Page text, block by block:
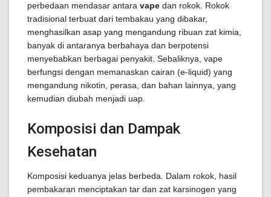
perbedaan mendasar antara vape dan rokok. Rokok
tradisional terbuat dari tembakau yang dibakar,
menghasilkan asap yang mengandung ribuan zat kimia,
banyak di antaranya berbahaya dan berpotensi
menyebabkan berbagai penyakit. Sebaliknya, vape
berfungsi dengan memanaskan cairan (e-liquid) yang
mengandung nikotin, perasa, dan bahan lainnya, yang
kemudian diubah menjadi uap.
Komposisi dan Dampak
Kesehatan
Komposisi keduanya jelas berbeda. Dalam rokok, hasil
pembakaran menciptakan tar dan zat karsinogen yang